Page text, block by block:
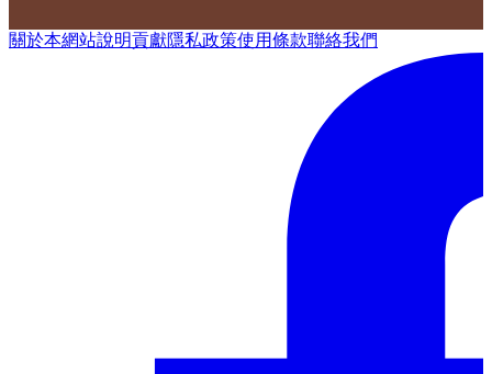
關於本網站說明貢獻隱私政策使用條款聯絡我們